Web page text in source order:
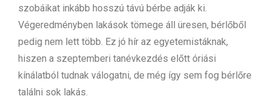
szobáikat inkább hosszú távú bérbe adják ki.
Végeredményben lakások tömege áll üresen, bérlőből
pedig nem lett több. Ez jó hír az egyetemistáknak,
hiszen a szeptemberi tanévkezdés előtt óriási
kínálatból tudnak válogatni, de még így sem fog bérlőre
találni sok lakás.